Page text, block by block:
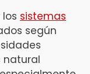
los sistemas
según
natural